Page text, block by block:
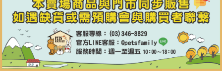
【7-11】取貨1500免運
每筆NT$60，滿NT$1,500(含以上)免運費
宅配【全館滿1500免運】
每筆NT$85，滿NT$1,500(含以上)免運費
【宅配-貨到付款】1500免運